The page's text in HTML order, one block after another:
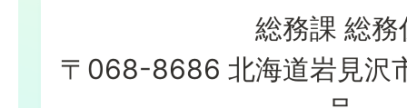
総務課 総務
〒068-8686 北海道岩見沢